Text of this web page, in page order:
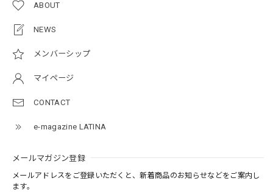
ABOUT
NEWS
メンバーシップ
マイページ
CONTACT
e-magazine LATINA
メールマガジン登録
メールアドレスをご登録いただくと、新着商品のお知らせなどをご案内し
ます。